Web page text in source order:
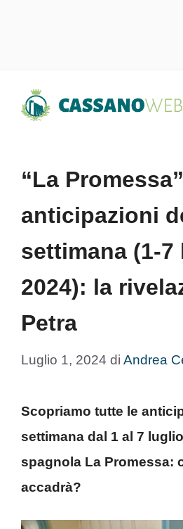
“La
anticipazioni
settimana (1-7
2024): la
Petra
Luglio 1, 2024 di Andrea
Scopriamo tutte le
settimana dal 1 al 7
spagnola La Promessa:
accadrà?